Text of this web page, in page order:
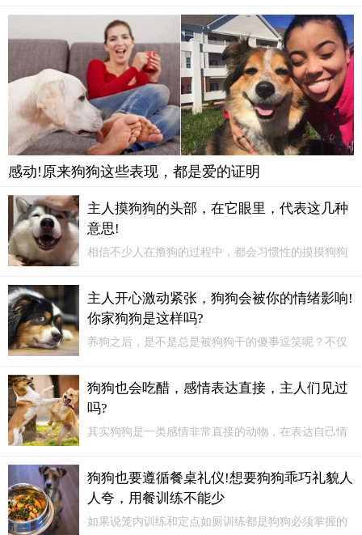
感动!原来狗狗这些表现，都是爱的证明
主人摸狗狗的头部，在它眼里，代表这几种
意思!
相信不少人在撸狗的过程中，都会习惯性的摸摸狗狗
反应，在它的眼里，原来我们摸它狗头，代表这几种
意思！一、主人在表扬它因为很多人在狗狗乖巧的时
候，都会用摸摸狗狗的头...
主人开心激动紧张，狗狗会被你的情绪影响!
你家狗狗是这样吗?
养狗之后，是不是总是被狗狗干的傻事逗笑呢？不仅
染。狗狗是很单纯的动物，不喜欢记仇，也容易很满
足，每天看起来都开开心心的。主人容易被狗狗的乐
天性格感染，但其实狗狗的情绪也会受到主人的影
响。
狗狗也会吃醋，感情表达直接，主人们见过
吗?
其实狗狗是一类感情非常直接的动物，在表达自己情
的情绪，不喜欢主人抚摸其他的狗子。而且表现的也
会不理智，很容易跟对方的狗狗一争高低。所以主人
在和别人家的狗狗进行互动的时候...
狗狗也要遵循餐桌礼仪!想要狗狗乖巧礼貌人
人夸，用餐训练不能少
如果说笼内训练和定点如厕训练都是狗狗必须掌握的